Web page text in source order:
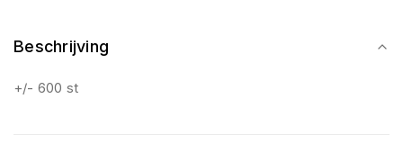
Beschrijving
+/- 600 st